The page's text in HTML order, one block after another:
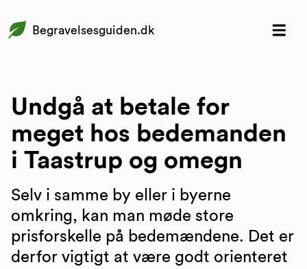
Begravelsesguiden.dk
Undgå at betale for
meget hos bedemanden
i Taastrup og omegn
Selv i samme by eller i byerne
omkring, kan man møde store
prisforskelle på bedemændene. Det er
derfor vigtigt at være godt orienteret